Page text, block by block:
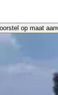
op maat